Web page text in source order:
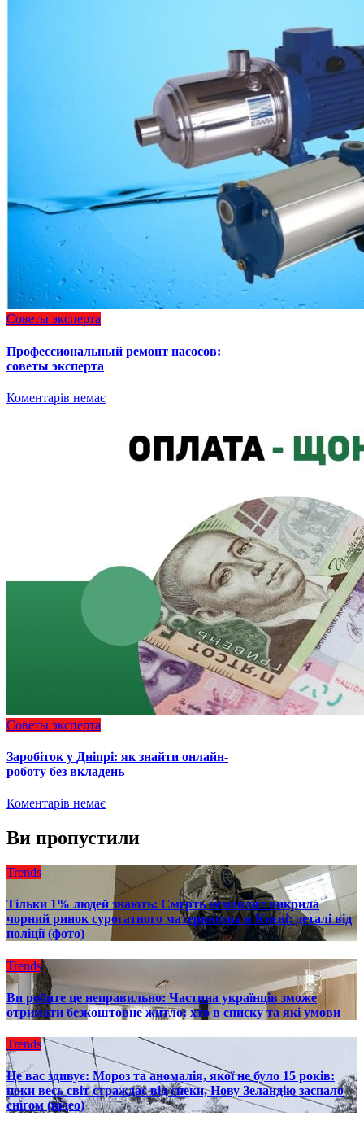
Советы эксперта
Профессиональный ремонт насосов:
советы эксперта
Коментарів немає
Советы эксперта
Заробіток у Дніпрі: як знайти онлайн-
роботу без вкладень
Коментарів немає
Ви пропустили
Trends
Тільки 1% людей знають: Смерть немовлят викрила
чорний ринок сурогатного материнства в Києві: деталі від
поліції (фото)
Trends
Ви робите це неправильно: Частина українців зможе
отримати безкоштовне житло: хто в списку та які умови
Trends
Це вас здивує: Мороз та аномалія, якої не було 15 років:
поки весь світ страждає від спеки, Нову Зеландію заспало
снігом (відео)